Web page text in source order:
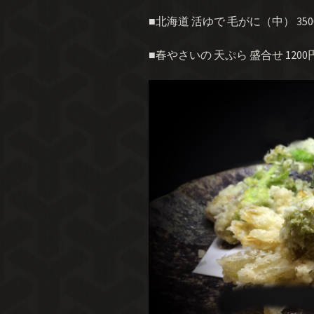
■北海道 活ゆで毛がに（中）
■春やさいの 天ぷら 盛合せ 1200